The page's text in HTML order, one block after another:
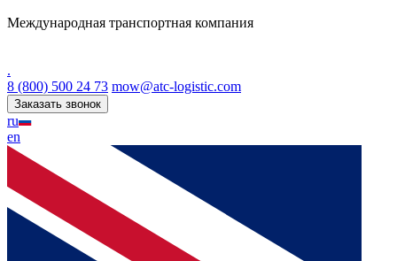
Международная транспортная компания
.
8 (800) 500 24 73 mow@atc-logistic.com
Заказать звонок
ru
en